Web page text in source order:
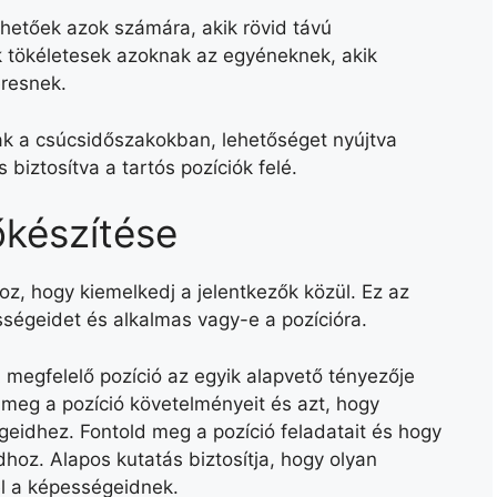
azok számára, akik rövid távú
azoknak az egyéneknek, akik
a csúcsidőszakokban, lehetőséget nyújtva
biztosítva a tartós pozíciók felé.
hogy kiemelkedj a jelentkezők közül. Ez az
és alkalmas vagy-e a pozícióra.
megfelelő pozíció az egyik alapvető tényezője
a pozíció követelményeit és azt, hogy
Fontold meg a pozíció feladatait és hogy
Alapos kutatás biztosítja, hogy olyan
a képességeidnek.